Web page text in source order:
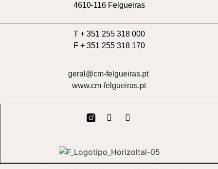
4610-116 Felgueiras
T + 351 255 318 000
F + 351 255 318 170
geral@cm-felgueiras.pt
www.cm-felgueiras.pt